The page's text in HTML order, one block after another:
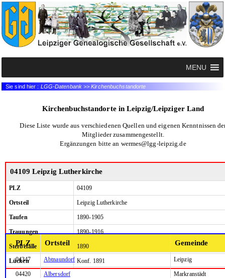
MENU
Sie sind hier : LGG-Datenbank >> Kirchenbuchstandorte
Kirchenbuchstandorte in Leipzig/Leipziger Land
Diese Liste wurde aus verschiedenen Quellen und eigenen Kenntnissen
Mitglieder zusammengestellt.
Ergänzungen bitte an wermes@lgg-leipzig.de
04109 Leipzig Lutherkirche
PLZ 04109
Ortsteil Leipzig Lutherkirche
Taufen 1890-1905
Trauungen 1890-1916
Sterbefälle 1890
Lücken Konf. 1891
PLZ Ortsteil Gemeinde
04347 Abtnaundorf Leipzig
04420 Albersdorf Markranstädt